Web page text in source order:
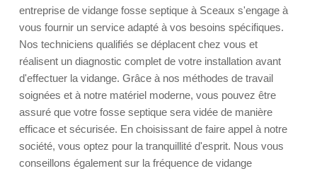
entreprise de vidange fosse septique à Sceaux s'engage à
vous fournir un service adapté à vos besoins spécifiques.
Nos techniciens qualifiés se déplacent chez vous et
réalisent un diagnostic complet de votre installation avant
d'effectuer la vidange. Grâce à nos méthodes de travail
soignées et à notre matériel moderne, vous pouvez être
assuré que votre fosse septique sera vidée de manière
efficace et sécurisée. En choisissant de faire appel à notre
société, vous optez pour la tranquillité d'esprit. Nous vous
conseillons également sur la fréquence de vidange